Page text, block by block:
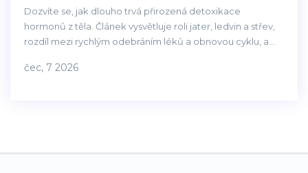
Dozvíte se, jak dlouho trvá přirozená detoxikace
hormonů z těla. Článek vysvětluje roli jater, ledvin a střev,
rozdíl mezi rychlým odebráním léků a obnovou cyklu, a
čec, 7 2026